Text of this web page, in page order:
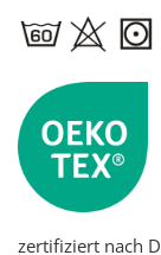
zertifiziert nach